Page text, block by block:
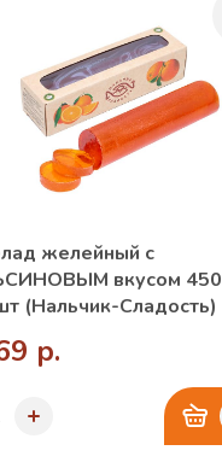
желейный с
вкусом 450
(Нальчик-Сладость)
р.